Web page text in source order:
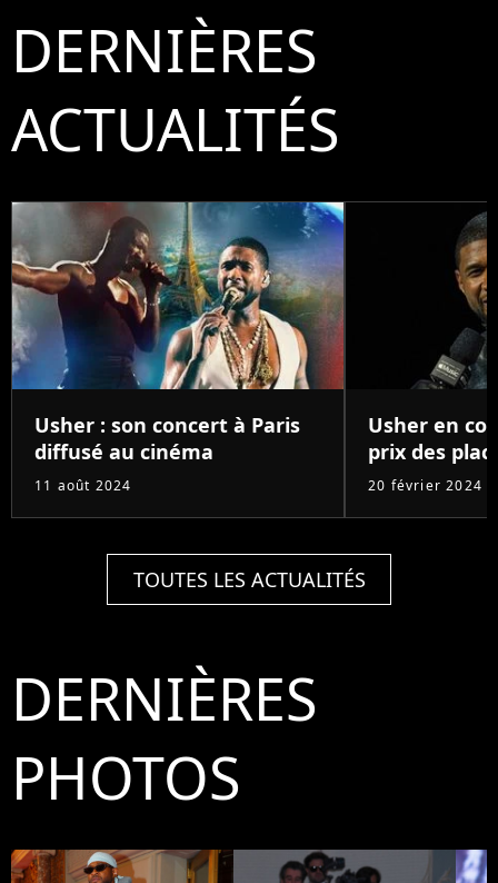
DERNIÈRES
ACTUALITÉS
Usher : son concert à Paris
diffusé au cinéma
11 août 2024
Usher en
prix des
20 février 2024
TOUTES LES ACTUALITÉS
DERNIÈRES
PHOTOS